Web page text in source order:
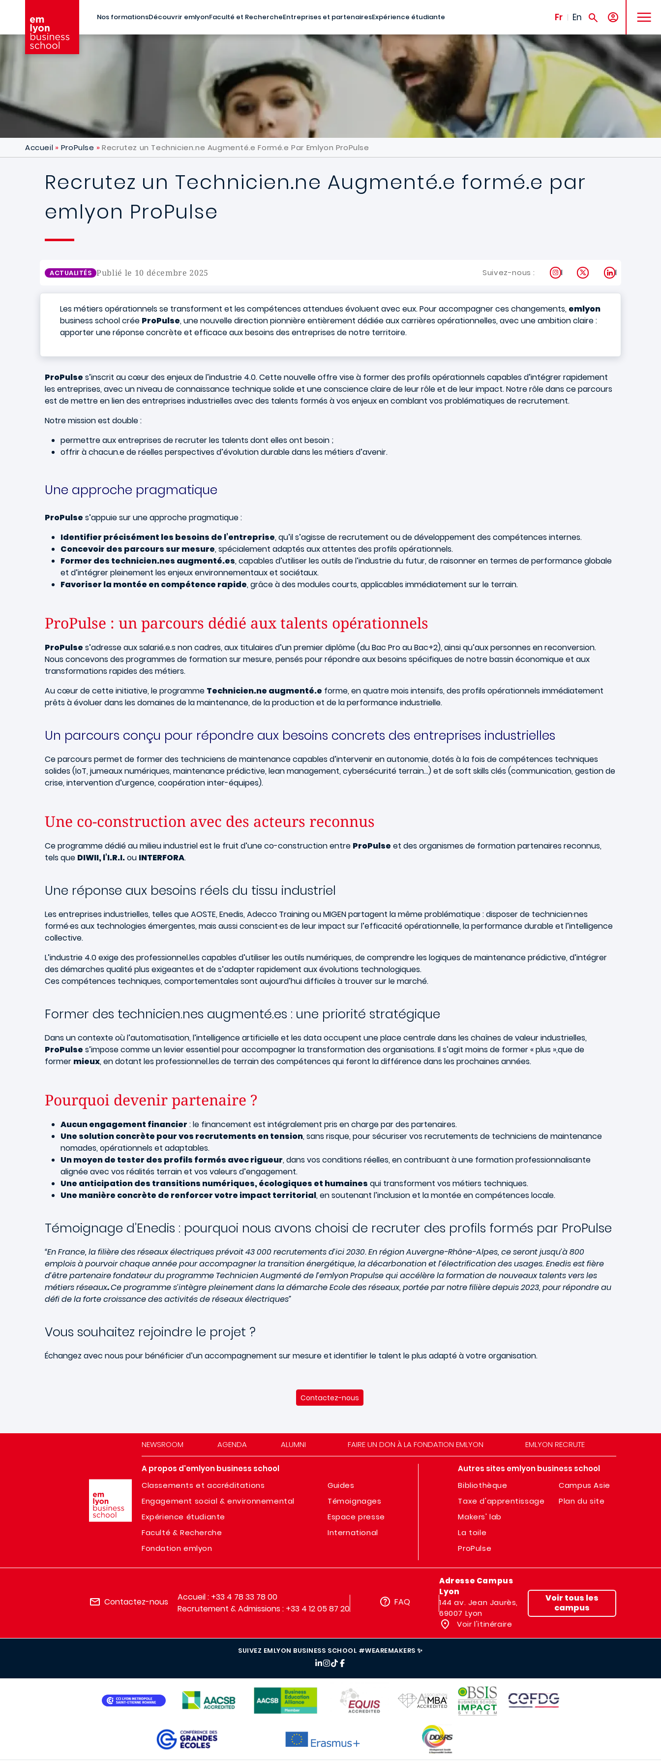
Nos formationsDécouvrir emlyonFaculté et RechercheEntreprises et partenairesExpérience étudiante Fr En
MENU
Accueil ProPulse Recrutez un Technicien.ne Augmenté.e Formé.e Par Emlyon ProPulse
Recrutez un Technicien.ne Augmenté.e formé.e par
emlyon ProPulse
ACTUALITÉS Publié le 10 décembre 2025 Suivez-nous : Instagram
X LinkedIn
Les métiers opérationnels se transforment et les compétences attendues évoluent avec eux. Pour accompagner ces changements, emlyon
business school crée ProPulse, une nouvelle direction pionnière entièrement dédiée aux carrières opérationnelles, avec une ambition claire :
apporter une réponse concrète et efficace aux besoins des entreprises de notre territoire.
ProPulse s’inscrit au cœur des enjeux de l’industrie 4.0. Cette nouvelle offre vise à former des profils opérationnels capables d’intégrer rapidement
les entreprises, avec un niveau de connaissance technique solide et une conscience claire de leur rôle et de leur impact. Notre rôle dans ce parcours
est de mettre en lien des entreprises industrielles avec des talents formés à vos enjeux en comblant vos problématiques de recrutement.
Notre mission est double :
permettre aux entreprises de recruter les talents dont elles ont besoin ;
offrir à chacun.e de réelles perspectives d’évolution durable dans les métiers d’avenir.
Une approche pragmatique
ProPulse s’appuie sur une approche pragmatique :
Identifier précisément les besoins de l’entreprise, qu’il s’agisse de recrutement ou de développement des compétences internes.
Concevoir des parcours sur mesure, spécialement adaptés aux attentes des profils opérationnels.
Former des technicien.nes augmenté.es, capables d’utiliser les outils de l’industrie du futur, de raisonner en termes de performance globale
et d’intégrer pleinement les enjeux environnementaux et sociétaux.
Favoriser la montée en compétence rapide, grâce à des modules courts, applicables immédiatement sur le terrain.
ProPulse : un parcours dédié aux talents opérationnels
ProPulse s’adresse aux salarié.e.s non cadres, aux titulaires d’un premier diplôme (du Bac Pro au Bac+2), ainsi qu’aux personnes en reconversion.
Nous concevons des programmes de formation sur mesure, pensés pour répondre aux besoins spécifiques de notre bassin économique et aux
transformations rapides des métiers.
Au cœur de cette initiative, le programme Technicien.ne augmenté.e forme, en quatre mois intensifs, des profils opérationnels immédiatement
prêts à évoluer dans les domaines de la maintenance, de la production et de la performance industrielle.
Un parcours conçu pour répondre aux besoins concrets des entreprises industrielles
Ce parcours permet de former des techniciens de maintenance capables d’intervenir en autonomie, dotés à la fois de compétences techniques
solides (IoT, jumeaux numériques, maintenance prédictive, lean management, cybersécurité terrain…) et de soft skills clés (communication, gestion de
crise, intervention d’urgence, coopération inter-équipes).
Une co-construction avec des acteurs reconnus
Ce programme dédié au milieu industriel est le fruit d’une co-construction entre ProPulse et des organismes de formation partenaires reconnus,
tels que DIWII, l’I.R.I.ou INTERFORA.
Une réponse aux besoins réels du tissu industriel
Les entreprises industrielles, telles que AOSTE, Enedis, Adecco Training ou MIGEN partagent la même problématique : disposer de technicien·nes
formé·es aux technologies émergentes, mais aussi conscient·es de leur impact sur l’efficacité opérationnelle, la performance durable et l’intelligence
collective.
L’industrie 4.0 exige des professionnel.les capables d’utiliser les outils numériques, de comprendre les logiques de maintenance prédictive, d’intégrer
des démarches qualité plus exigeantes et de s’adapter rapidement aux évolutions technologiques.
Ces compétences techniques, comportementales sont aujourd’hui difficiles à trouver sur le marché.
Former des technicien.nes augmenté.es : une priorité stratégique
Dans un contexte où l’automatisation, l’intelligence artificielle et les data occupent une place centrale dans les chaînes de valeur industrielles,
ProPulse s’impose comme un levier essentiel pour accompagner la transformation des organisations. Il s’agit moins de former « plus »,que de
former mieux, en dotant les professionnel.les de terrain des compétences qui feront la différence dans les prochaines années.
Pourquoi devenir partenaire ?
Aucun engagement financier : le financement est intégralement pris en charge par des partenaires.
Une solution concrète pour vos recrutements en tension, sans risque, pour sécuriser vos recrutements de techniciens de maintenance
nomades, opérationnels et adaptables.
Un moyen de tester des profils formés avec rigueur, dans vos conditions réelles, en contribuant à une formation professionnalisante
alignée avec vos réalités terrain et vos valeurs d’engagement.
Une anticipation des transitions numériques, écologiques et humaines qui transforment vos métiers techniques.
Une manière concrète de renforcer votre impact territorial, en soutenant l’inclusion et la montée en compétences locale.
Témoignage d’Enedis : pourquoi nous avons choisi de recruter des profils formés par ProPulse
“En France, la filière des réseaux électriques prévoit 43 000 recrutements d’ici 2030. En région Auvergne-Rhône-Alpes, ce seront jusqu’à 800
emplois à pourvoir chaque année pour accompagner la transition énergétique, la décarbonation et l’électrification des usages. Enedis est fière
d’être partenaire fondateur du programme Technicien Augmenté de l’emlyon Propulse qui accélère la formation de nouveaux talents vers les
métiers réseaux.Ce programme s’intègre pleinement dans la démarche Ecole des réseaux, portée par notre filière depuis 2023, pour répondre au
défi de la forte croissance des activités de réseaux électriques”
Vous souhaitez rejoindre le projet ?
Échangez avec nous pour bénéficier d’un accompagnement sur mesure et identifier le talent le plus adapté à votre organisation.
Contactez-nous
NEWSROOM AGENDA ALUMNI FAIRE UN DON À LA FONDATION EMLYON EMLYON RECRUTE
A propos d'emlyon business school
Classements et accréditations
Engagement social & environnemental
Expérience étudiante
Faculté & Recherche
Fondation emlyon
Guides
Témoignages
Espace presse
International
Autres sites emlyon business school
Bibliothèque
Taxe d'apprentissage
Makers' lab
La toile
ProPulse
Campus Asie
Plan du site
Contactez-nous
Accueil : +33 4 78 33 78 00
Recrutement & Admissions : +33 4 12 05 87 20
FAQ
Adresse Campus
Lyon
144 av. Jean Jaurès,
69007 Lyon
Voir l'itinéraire
Voir tous les
campus
SUIVEZ EMLYON BUSINESS SCHOOL #WEAREMAKERS ✨
IMAGE
IMAGE
IMAGE
IMAGE
IMAGE IMAGE IMAGE